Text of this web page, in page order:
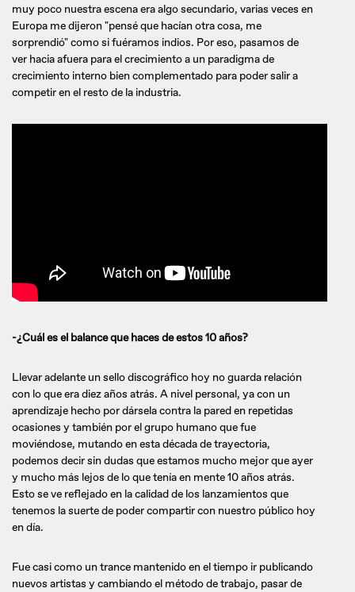
muy poco nuestra escena era algo secundario, varias veces en
Europa me dijeron "pensé que hacían otra cosa, me
sorprendió" como si fuéramos indios. Por eso, pasamos de
ver hacia afuera para el crecimiento a un paradigma de
crecimiento interno bien complementado para poder salir a
competir en el resto de la industria.
-¿Cuál es el balance que haces de estos 10 años?
Llevar adelante un sello discográfico hoy no guarda relación
con lo que era diez años atrás. A nivel personal, ya con un
aprendizaje hecho por dársela contra la pared en repetidas
ocasiones y también por el grupo humano que fue
moviéndose, mutando en esta década de trayectoria,
podemos decir sin dudas que estamos mucho mejor que ayer
y mucho más lejos de lo que tenía en mente 10 años atrás.
Esto se ve reflejado en la calidad de los lanzamientos que
tenemos la suerte de poder compartir con nuestro público hoy
en día.
Fue casi como un trance mantenido en el tiempo ir publicando
nuevos artistas y cambiando el método de trabajo, pasar de